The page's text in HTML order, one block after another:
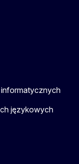
informatycznych
językowych